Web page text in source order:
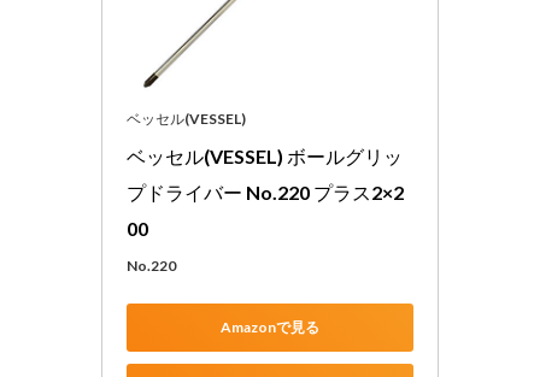
ベッセル(VESSEL)
ベッセル(VESSEL) ボールグリッ
プドライバー No.220 プラス2×2
00
No.220
Amazonで見る